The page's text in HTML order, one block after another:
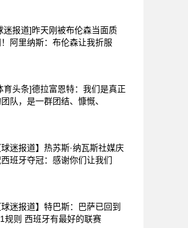
迷报道]昨天刚被布伦森当面质
！阿里纳斯：布伦森让我折服
育头条]德拉富恩特：我们是真正
队，是一群团结、慷慨、
球迷报道】热苏斯·纳瓦斯社媒庆
班牙夺冠：感谢你们让我们
球迷报道】特巴斯：巴萨已回到
规则 西班牙有最好的联赛